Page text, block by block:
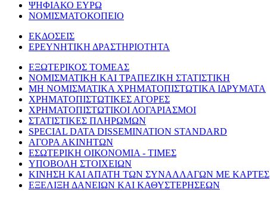
ΨΗΦΙΑΚΟ ΕΥΡΩ
ΝΟΜΙΣΜΑΤΟΚΟΠΕΙΟ
ΕΚΔΟΣΕΙΣ
ΕΡΕΥΝΗΤΙΚΗ ΔΡΑΣΤΗΡΙΟΤΗΤΑ
ΕΞΩΤΕΡΙΚΟΣ ΤΟΜΕΑΣ
ΝΟΜΙΣΜΑΤΙΚΗ ΚΑΙ ΤΡΑΠΕΖΙΚΗ ΣΤΑΤΙΣΤΙΚΗ
ΜΗ ΝΟΜΙΣΜΑΤΙΚΑ ΧΡΗΜΑΤΟΠΙΣΤΩΤΙΚΑ ΙΔΡΥΜΑΤΑ
ΧΡΗΜΑΤΟΠΙΣΤΩΤΙΚΕΣ ΑΓΟΡΕΣ
ΧΡΗΜΑΤΟΠΙΣΤΩΤΙΚΟΙ ΛΟΓΑΡΙΑΣΜΟΙ
ΣΤΑΤΙΣΤΙΚΕΣ ΠΛΗΡΩΜΩΝ
SPECIAL DATA DISSEMINATION STANDARD
ΑΓΟΡΑ ΑΚΙΝΗΤΩΝ
ΕΣΩΤΕΡΙΚΗ ΟΙΚΟΝΟΜΙΑ - ΤΙΜΕΣ
ΥΠΟΒΟΛΗ ΣΤΟΙΧΕΙΩΝ
ΚΙΝΗΣΗ ΚΑΙ ΑΠΑΤΗ ΤΩΝ ΣΥΝΑΛΛΑΓΩΝ ΜΕ ΚΑΡΤΕΣ
ΕΞΕΛΙΞΗ ΔΑΝΕΙΩΝ ΚΑΙ ΚΑΘΥΣΤΕΡΗΣΕΩΝ